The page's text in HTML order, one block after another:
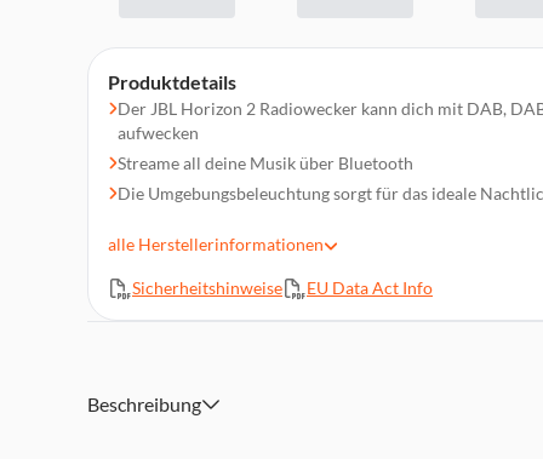
Produktdetails
Der JBL Horizon 2 Radiowecker kann dich mit DAB,
aufwecken
Streame all deine Musik über Bluetooth
Die Umgebungsbeleuchtung sorgt für das ideale
Auf dem großen LCD-Display siehst du alles auf einen
Benutzerfreundlicher Drehknopf
alle Herstellerinformationen
Sicherheitshinweise EU Data Act Info
Beschreibung